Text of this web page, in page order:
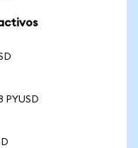
PYUSD